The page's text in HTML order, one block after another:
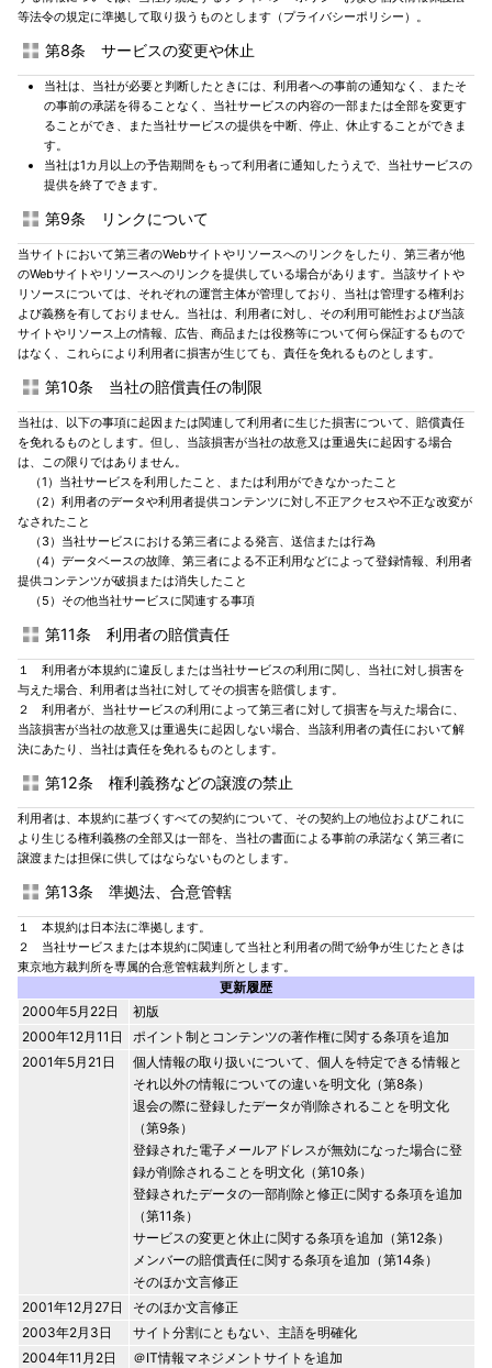
等法令の規定に準拠して取り扱うものとします（プライバシーポリシー）。
第8条 サービスの変更や休止
当社は、当社が必要と判断したときには、利用者への事前の通知なく、またそ
の事前の承諾を得ることなく、当社サービスの内容の一部または全部を変更す
ることができ、また当社サービスの提供を中断、停止、休止することができま
す。
当社は1カ月以上の予告期間をもって利用者に通知したうえで、当社サービスの
提供を終了できます。
第9条 リンクについて
当サイトにおいて第三者のWebサイトやリソースへのリンクをしたり、第三者が他
のWebサイトやリソースへのリンクを提供している場合があります。当該サイトや
リソースについては、それぞれの運営主体が管理しており、当社は管理する権利お
よび義務を有しておりません。当社は、利用者に対し、その利用可能性および当該
サイトやリソース上の情報、広告、商品または役務等について何ら保証するもので
はなく、これらにより利用者に損害が生じても、責任を免れるものとします。
第10条 当社の賠償責任の制限
当社は、以下の事項に起因または関連して利用者に生じた損害について、賠償責任
を免れるものとします。但し、当該損害が当社の故意又は重過失に起因する場合
は、この限りではありません。
（1）当社サービスを利用したこと、または利用ができなかったこと
（2）利用者のデータや利用者提供コンテンツに対し不正アクセスや不正な改変が
なされたこと
（3）当社サービスにおける第三者による発言、送信または行為
（4）データベースの故障、第三者による不正利用などによって登録情報、利用者
提供コンテンツが破損または消失したこと
（5）その他当社サービスに関連する事項
第11条 利用者の賠償責任
１ 利用者が本規約に違反しまたは当社サービスの利用に関し、当社に対し損害を
与えた場合、利用者は当社に対してその損害を賠償します。
２ 利用者が、当社サービスの利用によって第三者に対して損害を与えた場合に、
当該損害が当社の故意又は重過失に起因しない場合、当該利用者の責任において解
決にあたり、当社は責任を免れるものとします。
第12条 権利義務などの譲渡の禁止
利用者は、本規約に基づくすべての契約について、その契約上の地位およびこれに
より生じる権利義務の全部又は一部を、当社の書面による事前の承諾なく第三者に
譲渡または担保に供してはならないものとします。
第13条 準拠法、合意管轄
１ 本規約は日本法に準拠します。
２ 当社サービスまたは本規約に関連して当社と利用者の間で紛争が生じたときは
東京地方裁判所を専属的合意管轄裁判所とします。
更新履歴
2000年5月22日
初版
2000年12月11日
ポイント制とコンテンツの著作権に関する条項を追加
2001年5月21日
個人情報の取り扱いについて、個人を特定できる情報と
それ以外の情報についての違いを明文化（第8条）
退会の際に登録したデータが削除されることを明文化
（第9条）
登録された電子メールアドレスが無効になった場合に登
録が削除されることを明文化（第10条）
登録されたデータの一部削除と修正に関する条項を追加
（第11条）
サービスの変更と休止に関する条項を追加（第12条）
メンバーの賠償責任に関する条項を追加（第14条）
そのほか文言修正
2001年12月27日
そのほか文言修正
2003年2月3日
サイト分割にともない、主語を明確化
2004年11月2日
＠IT情報マネジメントサイトを追加